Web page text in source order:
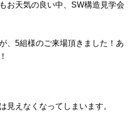
お天気の良い中、SW構造見学会
、5組様のご来場頂きました！あ
見えなくなってしまいます。